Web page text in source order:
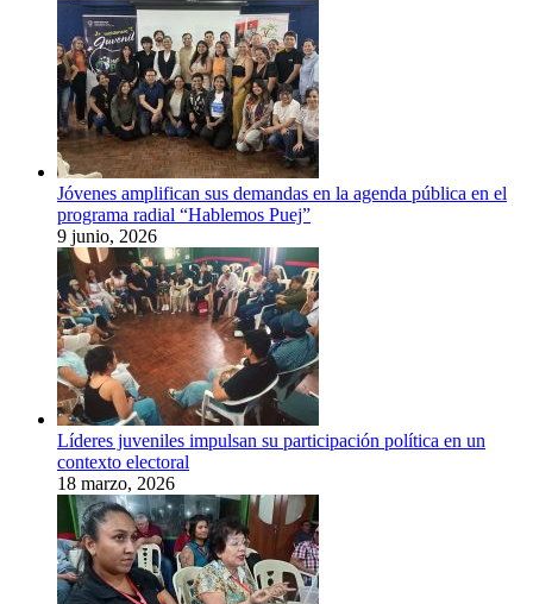
Jóvenes amplifican sus demandas en la agenda pública en el
programa radial “Hablemos Puej”
9 junio, 2026
Líderes juveniles impulsan su participación política en un
contexto electoral
18 marzo, 2026